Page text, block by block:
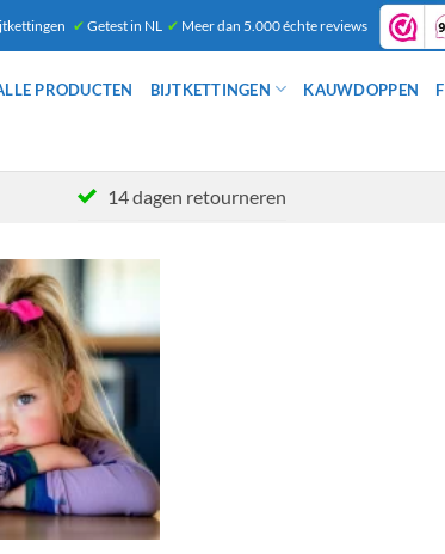
✔ Getest in NL ✔ Meer dan 5.000 échte reviews
PRODUCTEN BIJTKETTINGEN KAUWDOPPEN
14 dagen retourneren